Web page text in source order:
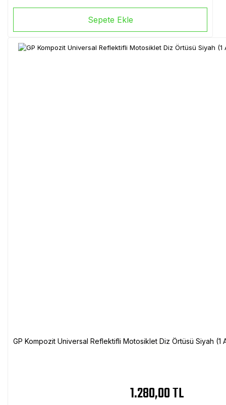
Sepete Ekle
GP Kompozit Universal Reflektifli Motosiklet Diz Örtüsü Siyah
1.280,00 TL